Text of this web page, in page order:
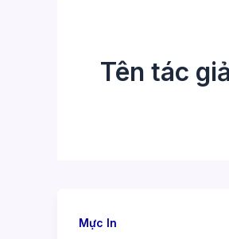
Tên tác
Mực In